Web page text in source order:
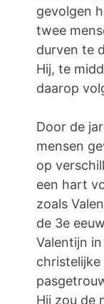
gevolgen
twee
durven te
Hij, te
daarop
Door de
mensen
op
een hart
zoals
de 3e
Valentijn
Hij zou de